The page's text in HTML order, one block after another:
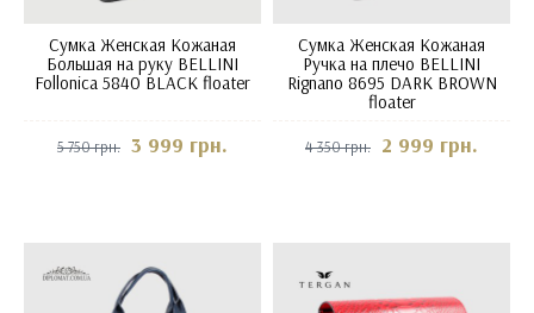
Сумка Женская Кожаная
Большая на руку BELLINI
Follonica 5840 BLACK floater
5 750 грн. 3 999 грн.
Сумка Женская Кожаная
Ручка на плечо BELLINI
Rignano 8695 DARK BROWN
floater
4 350 грн. 2 999 грн.